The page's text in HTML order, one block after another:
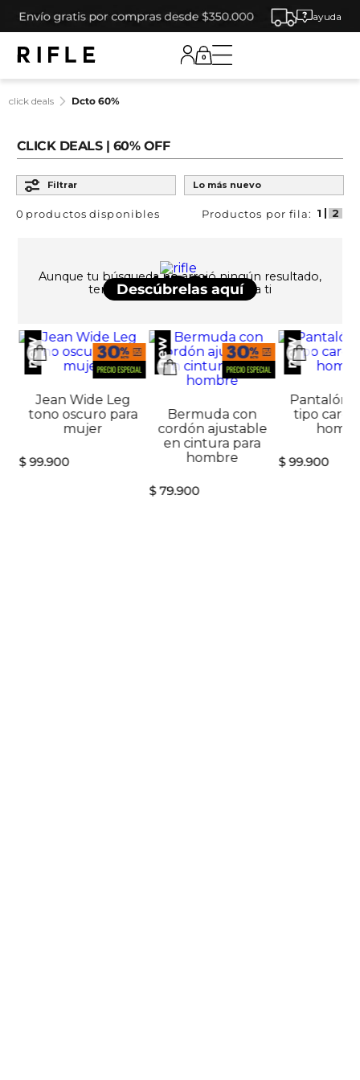
ayuda
0
click deals dcto 60%
CLICK DEALS | 60% OFF
Filtrar
Lo más nuevo
0 productos
UPS!
Aunque tu búsqueda no arrojó ningún resultado,
tenemos otras opciones para ti
Descúbrelas aquí
Jean Wide Leg
tono oscuro para
mujer
$ 99.900
Bermuda con
cordón ajustable
en cintura para
hombre
$ 79.900
Pantalón
tipo
$ 99.900